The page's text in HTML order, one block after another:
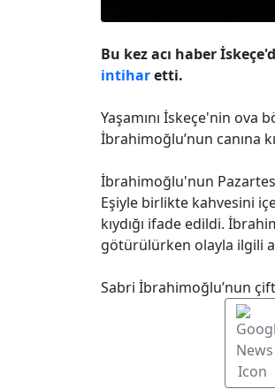
Bu kez acı haber
intiharetti.
Yaşamını İskeçe'nin ova
İbrahimoğlu’nun canına
İbrahimoğlu'nun
Eşiyle birlikte kahvesini
kıydığı ifade edildi.
götürülürken olayla ilgili
Sabri İbrahimoğlu’nun